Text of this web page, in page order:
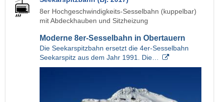
8er Hochgeschwindigkeits-Sesselbahn (kuppelbar)
mit Abdeckhauben und Sitzheizung
Moderne 8er-Sesselbahn in Obertauern
Die Seekarspitzbahn ersetzt die 4er-Sesselbahn
Seekarspitz aus dem Jahr 1991. Die…